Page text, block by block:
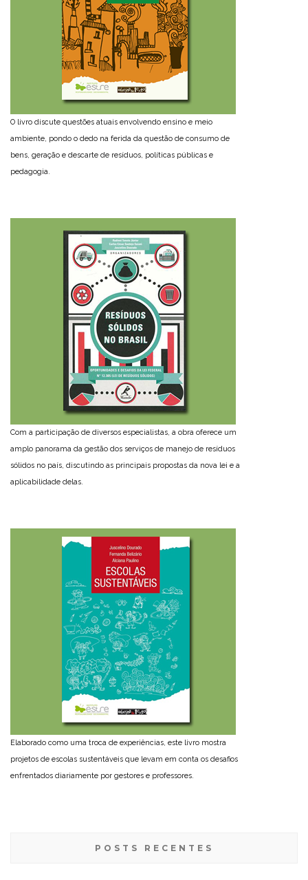
O livro discute questões atuais envolvendo ensino e meio
ambiente, pondo o dedo na ferida da questão de consumo de
bens, geração e descarte de resíduos, políticas públicas e
pedagogia.
Com a participação de diversos especialistas, a obra oferece um
amplo panorama da gestão dos serviços de manejo de resíduos
sólidos no país, discutindo as principais propostas da nova lei e a
aplicabilidade delas.
Elaborado como uma troca de experiências, este livro mostra
projetos de escolas sustentáveis que levam em conta os desafios
enfrentados diariamente por gestores e professores.
POSTS RECENTES